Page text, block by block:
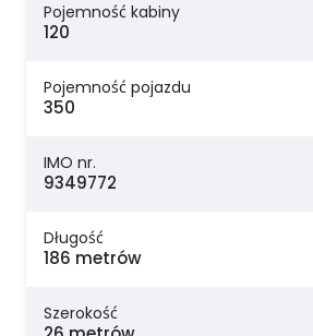
Pojemność kabiny
120
Pojemność pojazdu
350
IMO nr.
9349772
Długość
186 metrów
Szerokość